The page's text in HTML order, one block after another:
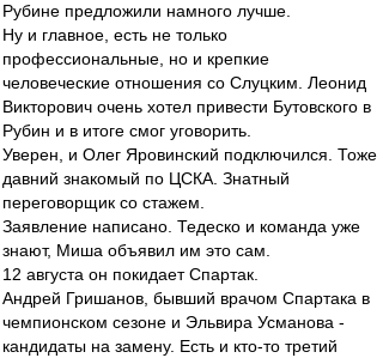
Рубине предложили намного лучше.
Ну и главное, есть не только
профессиональные, но и крепкие
человеческие отношения со Слуцким. Леонид
Викторович очень хотел привести Бутовского в
Рубин и в итоге смог уговорить.
Уверен, и Олег Яровинский подключился. Тоже
давний знакомый по ЦСКА. Знатный
переговорщик со стажем.
Заявление написано. Тедеско и команда уже
знают, Миша объявил им это сам.
12 августа он покидает Спартак.
Андрей Гришанов, бывший врачом Спартака в
чемпионском сезоне и Эльвира Усманова -
кандидаты на замену. Есть и кто-то третий